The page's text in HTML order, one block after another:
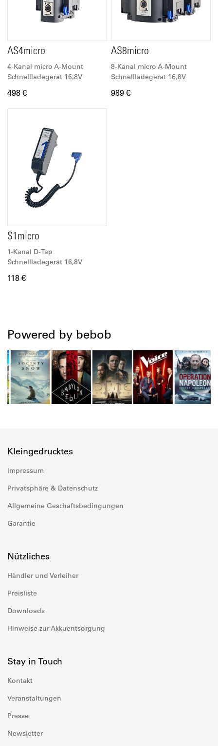
AS4micro
4-Kanal micro A-Mount
Schnellladegerät 16,8V
498 €
AS8micro
8-Kanal micro A-Mount
Schnellladegerät 16,8V
989 €
S1micro
1-Kanal D-Tap
Schnellladegerät 16,8V
118 €
Powered by bebob
Kleingedrucktes
Impressum
Privatsphäre & Datenschutz
Allgemeine Geschäftsbedingungen
Garantie
Nützliches
Händler und Verleiher
Preisliste
Downloads
Hinweise zur Akkuentsorgung
Stay in Touch
Kontakt
Veranstaltungen
Presse
Newsletter